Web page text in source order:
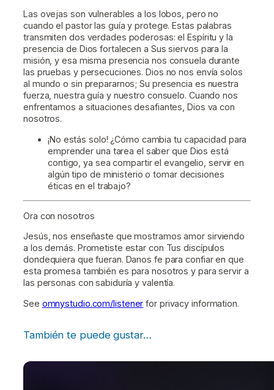
Las ovejas son vulnerables a los lobos, pero no
cuando el pastor las guía y protege. Estas palabras
transmiten dos verdades poderosas: el Espíritu y la
presencia de Dios fortalecen a Sus siervos para la
misión, y esa misma presencia nos consuela durante
las pruebas y persecuciones. Dios no nos envía solos
al mundo o sin prepararnos; Su presencia es nuestra
fuerza, nuestra guía y nuestro consuelo. Cuando nos
enfrentamos a situaciones desafiantes, Dios va con
nosotros.
¡No estás solo! ¿Cómo cambia tu capacidad para
emprender una tarea el saber que Dios está
contigo, ya sea compartir el evangelio, servir en
algún tipo de ministerio o tomar decisiones
éticas en el trabajo?
Ora con nosotros
Jesús, nos enseñaste que mostramos amor sirviendo
a los demás. Prometiste estar con Tus discípulos
dondequiera que fueran. Danos fe para confiar en que
esta promesa también es para nosotros y para servir a
las personas con sabiduría y valentía.
See omnystudio.com/listener for privacy information.
También te puede gustar…